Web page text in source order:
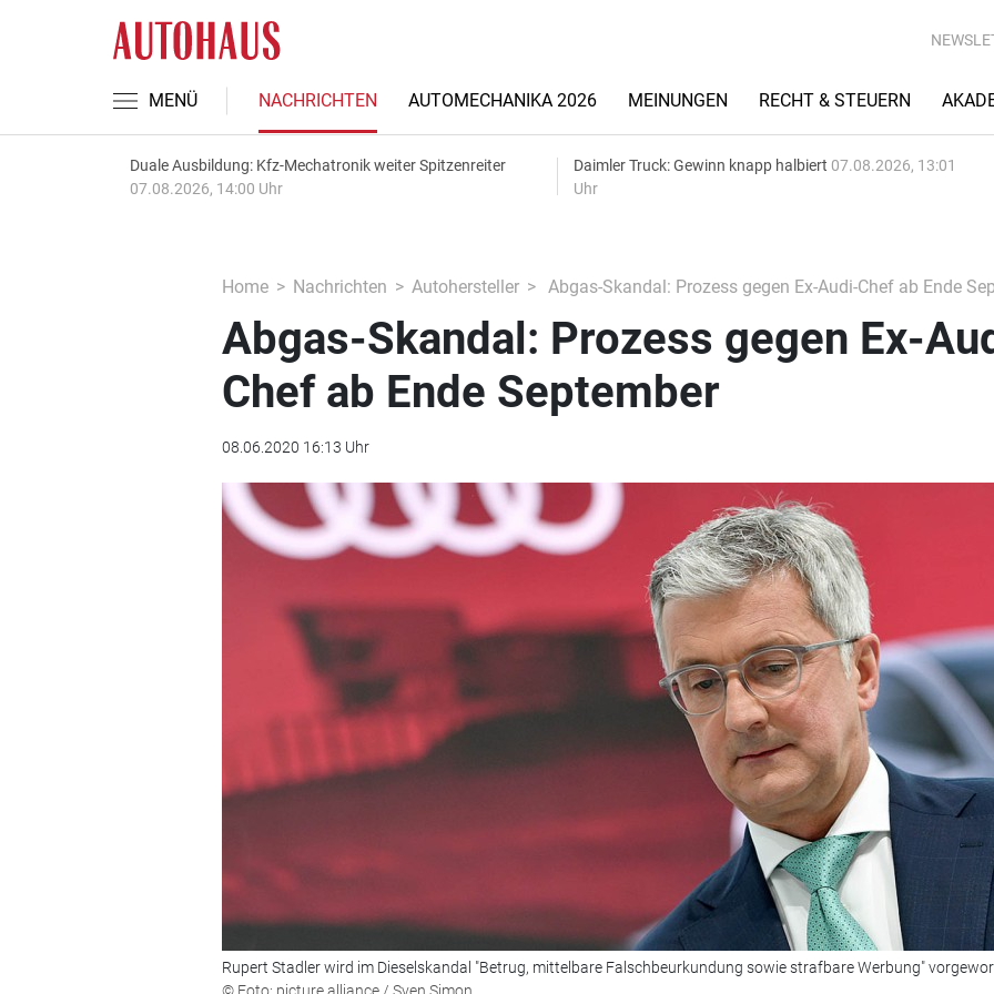
MENÜ NACHRICHTEN AUTOMECHANIKA 2026 MEINUNGEN RECHT & STEUERN
Duale Ausbildung: Kfz-Mechatronik weiter Spitzenreiter
07.08.2026, 14:00 Uhr
Daimler Truck: Gewinn knapp halbiert 07.08.2026, 13:01
Uhr
Home Nachrichten Autohersteller Abgas-Skandal: Prozess gegen Ex-Audi-Chef ab Ende
Abgas-Skandal: Prozess gegen Ex-
Chef ab Ende September
08.06.2020 16:13 Uhr
Rupert Stadler wird im Dieselskandal "Betrug, mittelbare Falschbeurkundung sowie strafbare Werbung"